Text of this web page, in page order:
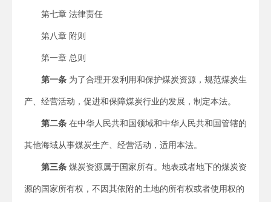
第七章 法律责任
第八章 附则
第一章 总则
第一条 为了合理开发利用和保护煤炭资源，规范煤炭生
产、经营活动，促进和保障煤炭行业的发展，制定本法。
第二条 在中华人民共和国领域和中华人民共和国管辖的
其他海域从事煤炭生产、经营活动，适用本法。
第三条 煤炭资源属于国家所有。地表或者地下的煤炭资
源的国家所有权，不因其依附的土地的所有权或者使用权的